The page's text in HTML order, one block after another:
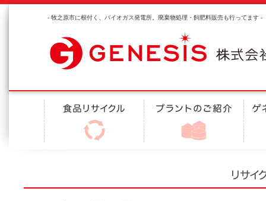
- 牧之原市に根付く、バイオガス発電所。廃棄物処理・飼肥料販売も行ってます -